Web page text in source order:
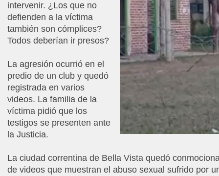
intervenir. ¿Los que no
defienden a la víctima
también son cómplices?
Todos deberían ir presos?
La agresión ocurrió en el
predio de un club y quedó
registrada en varios
videos. La familia de la
víctima pidió que los
testigos se presenten ante
la Justicia.
La ciudad correntina de Bella Vista quedó
de videos que muestran el abuso sexual sufrido por